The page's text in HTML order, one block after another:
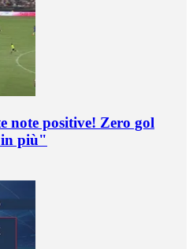
note positive! Zero gol
in più"